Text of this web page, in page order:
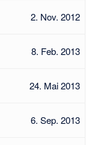
2. Nov. 2012
8. Feb. 2013
24. Mai 2013
6. Sep. 2013